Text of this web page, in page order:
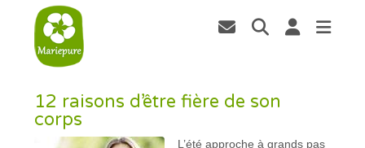
12 raisons d’être fière de son
corps
L’été approche à grands pas